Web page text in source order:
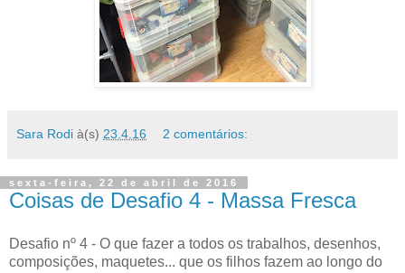
Sara Rodi à(s) 23.4.16 2 comentários:
sexta-feira, 22 de abril de 2016
Coisas de Desafio 4 - Massa Fresca
Desafio nº 4 - O que fazer a todos os trabalhos, desenhos,
composições, maquetes... que os filhos fazem ao longo do